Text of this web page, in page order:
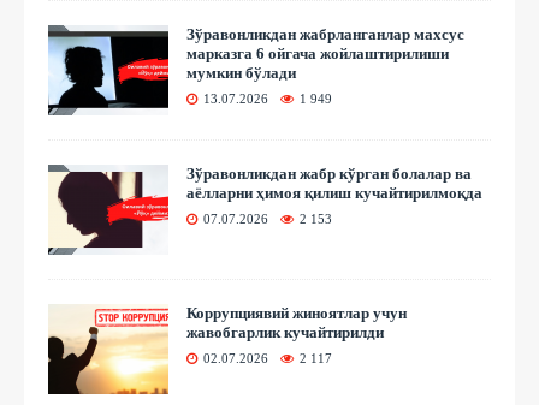
Зўравонликдан жабрланганлар махсус
марказга 6 ойгача жойлаштирилиши
мумкин бўлади
13.07.2026 1 949
Зўравонликдан жабр кўрган болалар ва
аёлларни ҳимоя қилиш кучайтирилмоқда
07.07.2026 2 153
Коррупциявий жиноятлар учун
жавобгарлик кучайтирилди
02.07.2026 2 117